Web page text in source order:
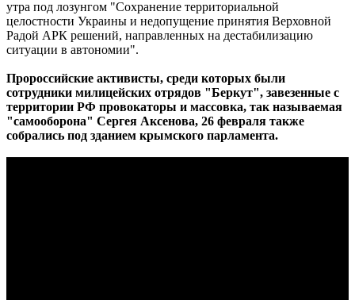
утра под лозунгом "Сохранение территориальной
целостности Украины и недопущение принятия Верховной
Радой АРК решений, направленных на дестабилизацию
ситуации в автономии".
Пророссийские активисты, среди которых были
сотрудники милицейских отрядов "Беркут", завезенные с
территории РФ провокаторы и массовка, так называемая
"самооборона" Сергея Аксенова, 26 февраля также
собрались под зданием крымского парламента.